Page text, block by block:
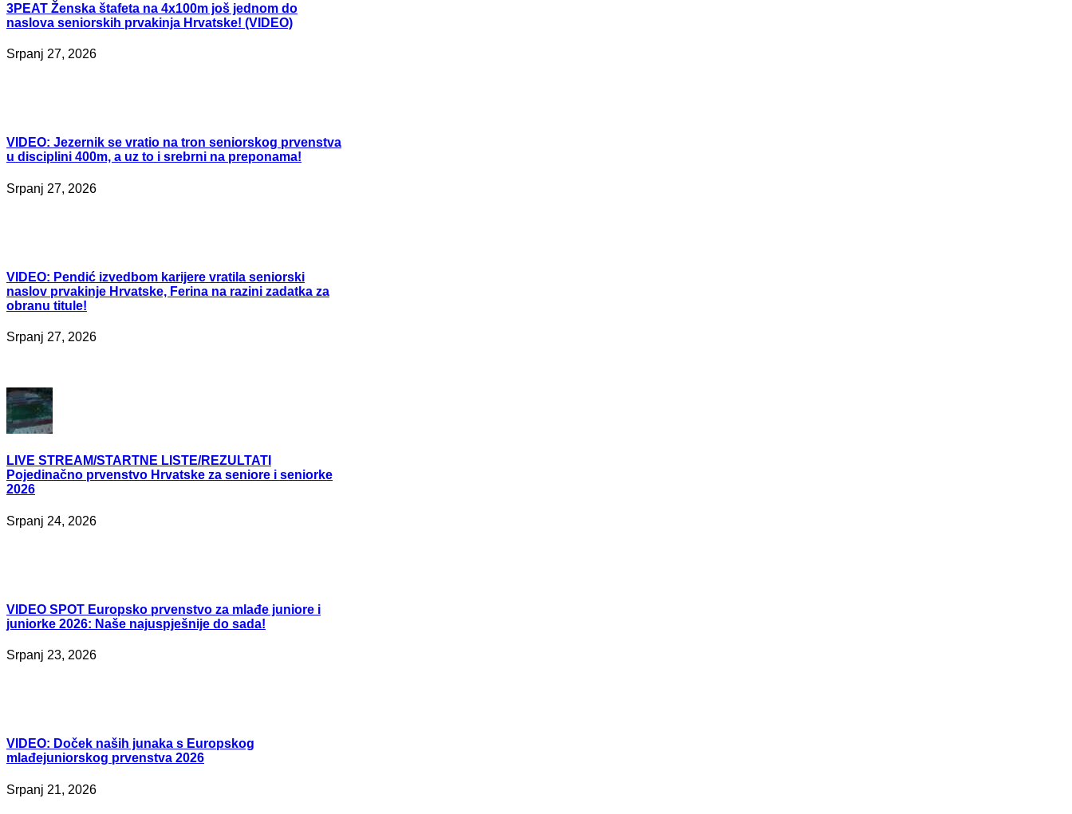
3PEAT Ženska štafeta na 4x100m još jednom do
naslova seniorskih prvakinja Hrvatske! (VIDEO)
Srpanj 27, 2026
VIDEO: Jezernik se vratio na tron seniorskog prvenstva
u disciplini 400m, a uz to i srebrni na preponama!
Srpanj 27, 2026
VIDEO: Pendić izvedbom karijere vratila seniorski
naslov prvakinje Hrvatske, Ferina na razini zadatka za
obranu titule!
Srpanj 27, 2026
LIVE STREAM/STARTNE LISTE/REZULTATI
Pojedinačno prvenstvo Hrvatske za seniore i seniorke
2026
Srpanj 24, 2026
VIDEO SPOT Europsko prvenstvo za mlađe juniore i
juniorke 2026: Naše najuspješnije do sada!
Srpanj 23, 2026
VIDEO: Doček naših junaka s Europskog
mlađejuniorskog prvenstva 2026
Srpanj 21, 2026